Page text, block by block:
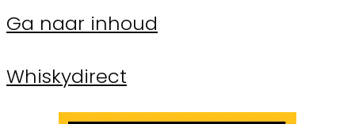
Ga naar inhoud
Whiskydirect